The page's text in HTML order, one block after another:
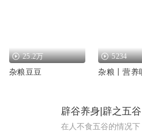
25.2万
杂粮豆豆
5234
杂粮丨营养
辟谷养身|辟之五谷